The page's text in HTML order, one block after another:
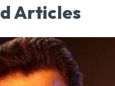
Articles